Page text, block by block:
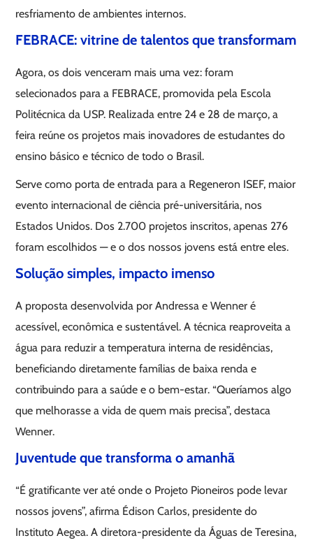
resfriamento de ambientes internos.
FEBRACE: vitrine de talentos que transformam
Agora, os dois venceram mais uma vez: foram
selecionados para a FEBRACE, promovida pela Escola
Politécnica da USP. Realizada entre 24 e 28 de março, a
feira reúne os projetos mais inovadores de estudantes do
ensino básico e técnico de todo o Brasil.
Serve como porta de entrada para a Regeneron ISEF, maior
evento internacional de ciência pré-universitária, nos
Estados Unidos. Dos 2.700 projetos inscritos, apenas 276
foram escolhidos — e o dos nossos jovens está entre eles.
Solução simples, impacto imenso
A proposta desenvolvida por Andressa e Wenner é
acessível, econômica e sustentável. A técnica reaproveita a
água para reduzir a temperatura interna de residências,
beneficiando diretamente famílias de baixa renda e
contribuindo para a saúde e o bem-estar. “Queríamos algo
que melhorasse a vida de quem mais precisa”, destaca
Wenner.
Juventude que transforma o amanhã
“É gratificante ver até onde o Projeto Pioneiros pode levar
nossos jovens”, afirma Édison Carlos, presidente do
Instituto Aegea. A diretora-presidente da Águas de Teresina,